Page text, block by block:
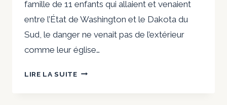
famille de 11 enfants qui allaient et venaient
entre l’État de Washington et le Dakota du
Sud, le danger ne venait pas de l’extérieur
comme leur église…
LIRE LA SUITELES